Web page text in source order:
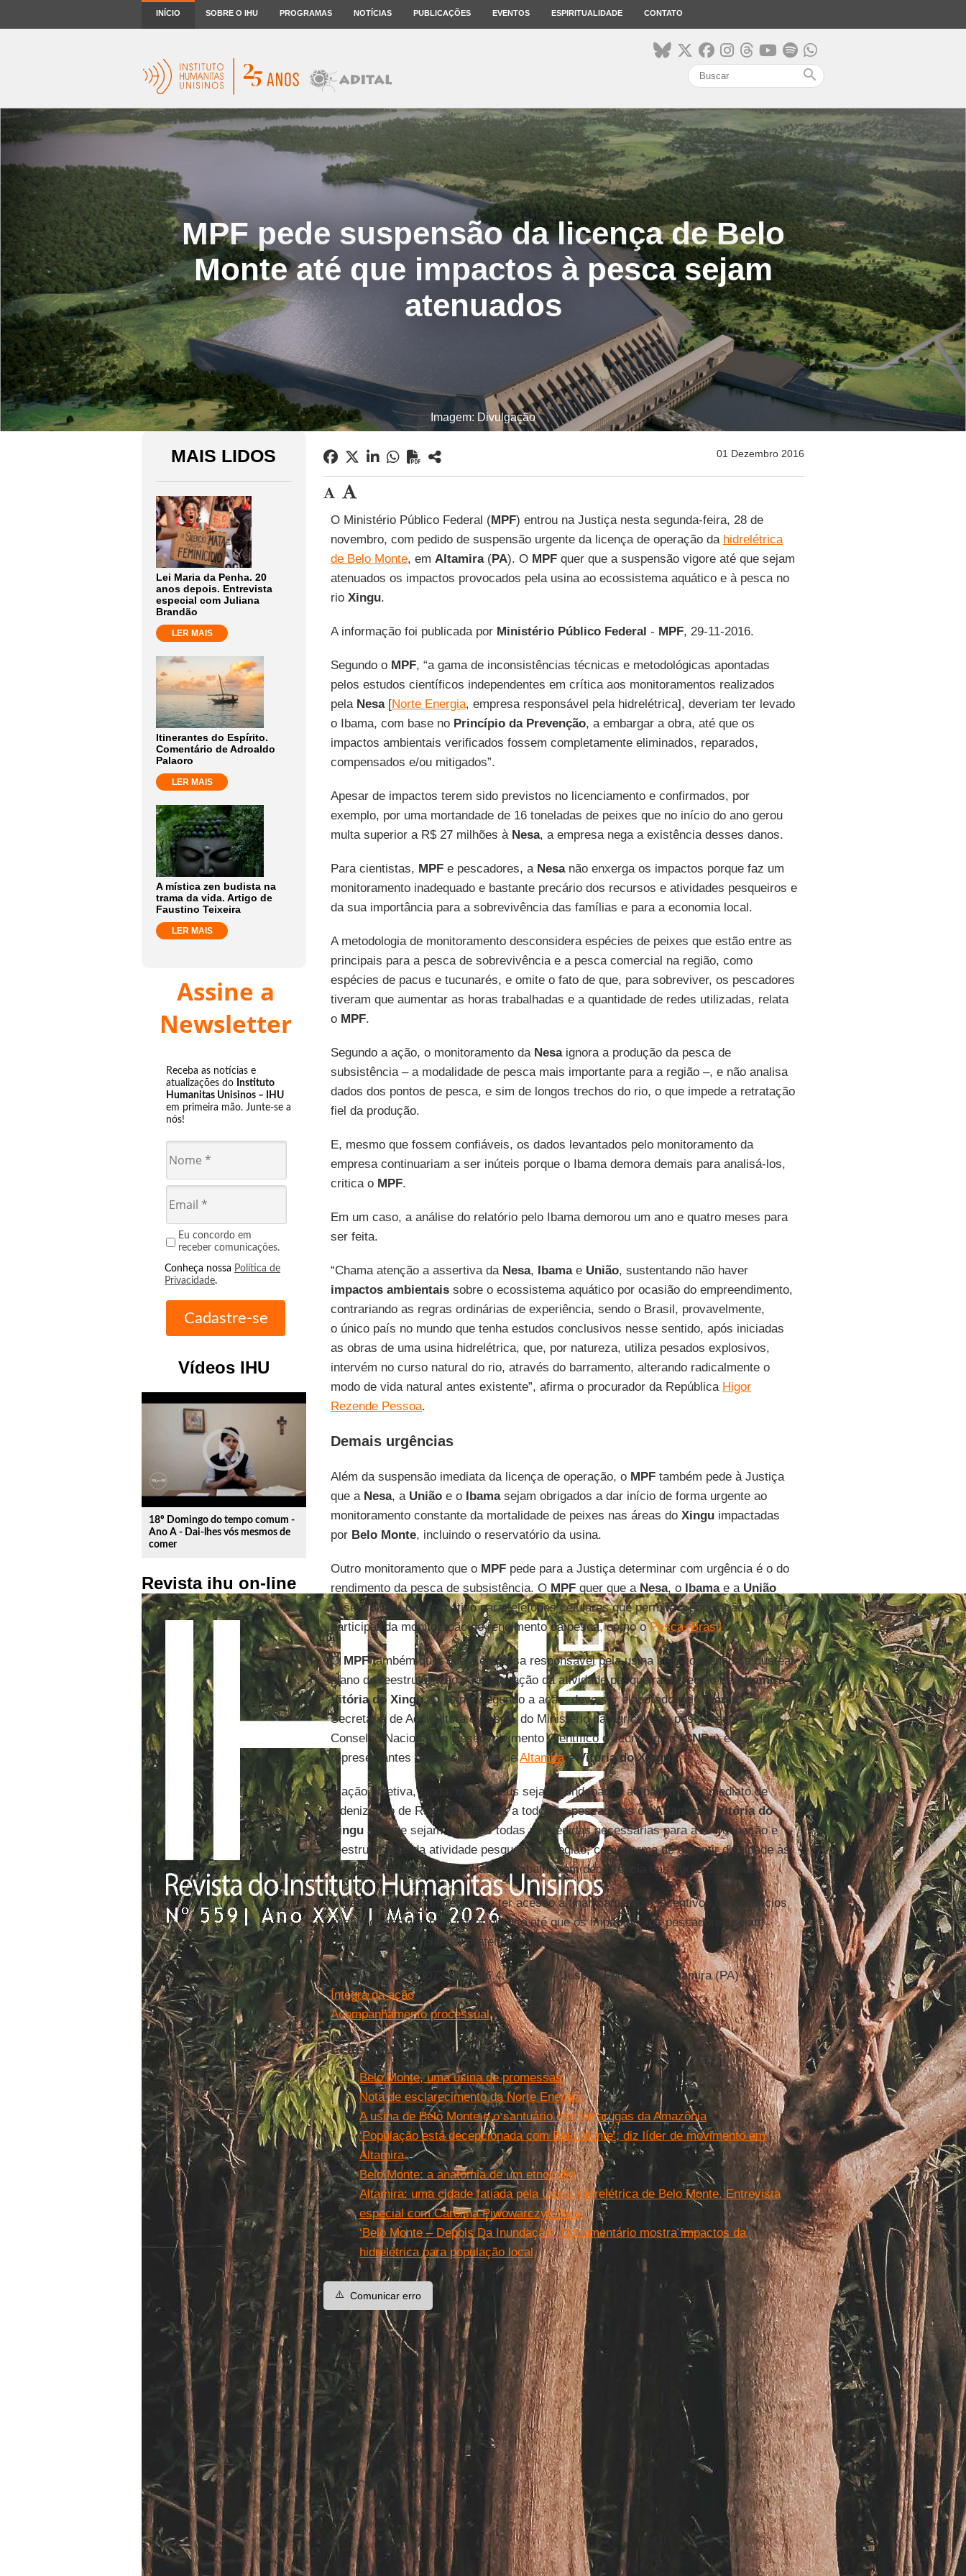
INÍCIO SOBRE O IHU PROGRAMAS NOTÍCIAS PUBLICAÇÕES EVENTOS ESPIRITUALIDADE CONTATO
search
MPF pede suspensão da licença de Belo
Monte até que impactos à pesca sejam
atenuados
Imagem: Divulgação
MAIS LIDOS
Lei Maria da Penha. 20
anos depois. Entrevista
especial com Juliana
Brandão
LER MAIS
Itinerantes do Espírito.
Comentário de Adroaldo
Palaoro
LER MAIS
A mística zen budista na
trama da vida. Artigo de
Faustino Teixeira
LER MAIS
Assine a
Newsletter
Receba as notícias e
atualizações do Instituto
Humanitas Unisinos – IHU
em primeira mão. Junte-se a
nós!
Eu concordo em
receber comunicações.
Conheça nossa Política de
Privacidade.
Vídeos IHU
play_circle_outline
18º Domingo do tempo comum -
Ano A - Dai-lhes vós mesmos de
comer
Revista ihu on-line
01 Dezembro 2016
O Ministério Público Federal (MPF) entrou na Justiça nesta segunda-feira, 28 de
novembro, com pedido de suspensão urgente da licença de operação da hidrelétrica
de Belo Monte, em Altamira(PA). O MPFquer que a suspensão vigore até que sejam
atenuados os impactos provocados pela usina ao ecossistema aquático e à pesca no
rio Xingu.
A informação foi publicada por Ministério Público Federal - MPF, 29-11-2016.
Segundo o MPF, “a gama de inconsistências técnicas e metodológicas apontadas
pelos estudos científicos independentes em crítica aos monitoramentos realizados
pela Nesa[Norte Energia, empresa responsável pela hidrelétrica], deveriam ter levado
o Ibama, com base no Princípio da Prevenção, a embargar a obra, até que os
impactos ambientais verificados fossem completamente eliminados, reparados,
compensados e/ou mitigados”.
Apesar de impactos terem sido previstos no licenciamento e confirmados, por
exemplo, por uma mortandade de 16 toneladas de peixes que no início do ano gerou
multa superior a R$ 27 milhões à Nesa, a empresa nega a existência desses danos.
Para cientistas, MPFe pescadores, a Nesanão enxerga os impactos porque faz um
monitoramento inadequado e bastante precário dos recursos e atividades pesqueiros e
da sua importância para a sobrevivência das famílias e para a economia local.
A metodologia de monitoramento desconsidera espécies de peixes que estão entre as
principais para a pesca de sobrevivência e a pesca comercial na região, como
espécies de pacus e tucunarés, e omite o fato de que, para sobreviver, os pescadores
tiveram que aumentar as horas trabalhadas e a quantidade de redes utilizadas, relata
o MPF.
Segundo a ação, o monitoramento da Nesaignora a produção da pesca de
subsistência – a modalidade de pesca mais importante para a região –, e não analisa
dados dos pontos de pesca, e sim de longos trechos do rio, o que impede a retratação
fiel da produção.
E, mesmo que fossem confiáveis, os dados levantados pelo monitoramento da
empresa continuariam a ser inúteis porque o Ibama demora demais para analisá-los,
critica o MPF.
Em um caso, a análise do relatório pelo Ibama demorou um ano e quatro meses para
ser feita.
“Chama atenção a assertiva da Nesa, Ibamae União, sustentando não haver
impactos ambientaissobre o ecossistema aquático por ocasião do empreendimento,
contrariando as regras ordinárias de experiência, sendo o Brasil, provavelmente,
o único país no mundo que tenha estudos conclusivos nesse sentido, após iniciadas
as obras de uma usina hidrelétrica, que, por natureza, utiliza pesados explosivos,
intervém no curso natural do rio, através do barramento, alterando radicalmente o
modo de vida natural antes existente”, afirma o procurador da República Higor
Rezende Pessoa.
Demais urgências
Além da suspensão imediata da licença de operação, o MPFtambém pede à Justiça
que a Nesa, a Uniãoe o Ibamasejam obrigados a dar início de forma urgente ao
monitoramento constante da mortalidade de peixes nas áreas do Xinguimpactadas
por Belo Monte, incluindo o reservatório da usina.
Outro monitoramento que o MPFpede para a Justiça determinar com urgência é o do
rendimento da pesca de subsistência. O MPFquer que a Nesa, o Ibamae a União
desenvolvam um aplicativo para telefones celulares que permita à população atingida
participar da monitoração do rendimento da pesca, como oPesca+Brasil.
OMPFtambém quer que a empresa responsável pela usina seja condenada a custear
plano de reestruturação e reordenação da atividade pesqueira da região deAltamirae
Vitória do Xingu. O plano, segundo a ação, deve ser elaborado peloIbama,
Secretaria de Aquicultura e Pesca, do Ministério da Agricultura, pesquisadores do
Conselho Nacional de Desenvolvimento Científico e Tecnológico (CNPq) e
representantes dos pescadores deAltamiraeVitória do Xingu.
A ação objetiva, ainda, que os réus sejam condenados ao pagamento imediato de
indenização de R$ 4 mil mensais a todos os pescadores deAltamira eVitória do
Xinguaté que sejam tomadas todas as medidas necessárias para a reordenação e
reestruturação da atividade pesqueira da região, como forma de garantir dignidade às
pessoas que foram impedidas de trabalhar em decorrência das obras da usina.
ANesadeve ficar impedida de ter acesso a financiamentos, incentivos ou benefícios
fiscais oferecidos pelo poder público até que os impactos aos pescadores sejam
reduzidos e controlados, pretende oMPF.
Processo nº 0003072-96.2016.4.01.3903 – Justiça Federal em Altamira (PA)
Íntegra da ação
Acompanhamento processual
Leia mais
Belo Monte, uma usina de promessas
Nota de esclarecimento da Norte Energia
A usina de Belo Monte e o santuário das tartarugas da Amazônia
‘População está decepcionada com Belo Monte’, diz líder de movimento em
Altamira
Belo Monte: a anatomia de um etnocídio
Altamira: uma cidade fatiada pela Usina Hidrelétrica de Belo Monte. Entrevista
especial com Carolina Piwowarczyk Reis
‘Belo Monte – Depois Da Inundação’. Documentário mostra impactos da
hidrelétrica para população local
⚠️ Comunicar erro